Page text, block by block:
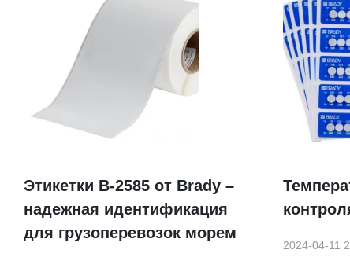
Этикетки B-2585 от Brady –
надежная идентификация
для грузоперевозок морем
2024-04-11